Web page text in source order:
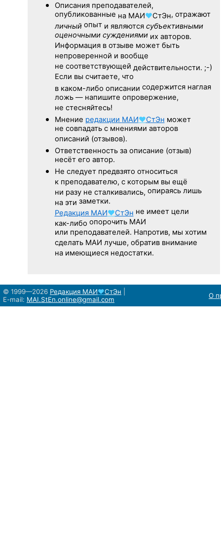
Описания преподавателей,
опубликованные на МАИ♥СтЭн, отражают
личныйопыт и являются субъективными
оценочными суждениямиих авторов.
Информация в отзыве может быть
непроверенной и вообще
не соответствующей действительности. ;-)
Если вы считаете, что
в каком-либо описании содержится наглая
ложь — напишите опровержение,
не стесняйтесь!
Мнение редакции МАИ♥СтЭн может
не совпадать с мнениями авторов
описаний (отзывов).
Ответственность за описание (отзыв)
несёт его автор.
Не следуетпредвзято относиться
к преподавателю, с которым вы ещё
ни разу не сталкивались, опираясь лишь
на эти заметки.
Редакция МАИ♥СтЭн не имеет цели
как-либо опорочить МАИ
или преподавателей. Напротив, мы хотим
сделать МАИ лучше, обратив внимание
на имеющиеся недостатки.
© 1999—2026 Редакция МАИ♥СтЭн
E-mail: MAI.StEn.online@gmail.com О